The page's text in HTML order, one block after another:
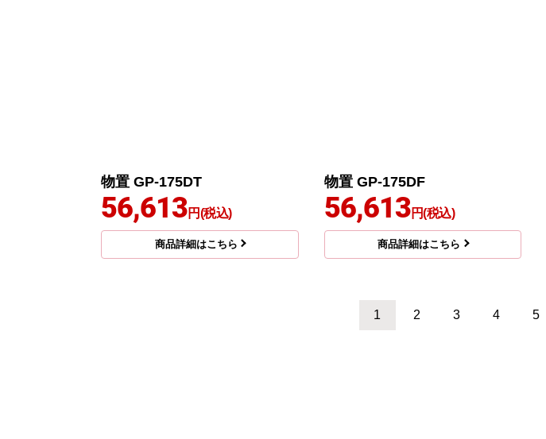
物置 GP-175DT
56,613円(税込)
商品詳細はこちら
物置 GP-175DF
56,613円(税込)
商品詳細はこちら
1 2 3 4 5